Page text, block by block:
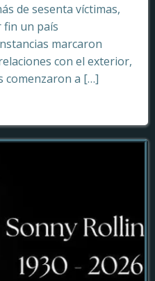
de sesenta víctimas,
fin un país
marcaron
con el exterior,
comenzaron a […]